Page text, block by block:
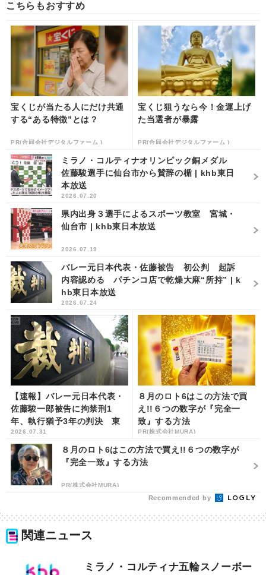
こちらもおすすめ
宝くじが当たる人にだけ共通
する“ある特徴”とは？
PR(合同会社デジタルファーム )
宝くじ狙うなら今！金運上げ
た当選者が暴露
PR(合同会社デジタルファーム )
ミラノ・コルティナオリンピック銅メダル
佐藤駿選手に仙台市から賛辞の楯 | khb東日
本放送
2026.07.20
県内出身３選手によるスポーツ教室 宮城・
仙台市 | khb東日本放送
2026.07.19
バレー元日本代表・佐藤被告 初公判 起訴
内容認める パチンコ店で乾燥大麻“所持” | k
hb東日本放送
2026.07.24
【速報】バレー元日本代表・
佐藤駿一郎被告に拘禁刑1
年、執行猶予3年の判決 東
京地裁 | khb東日本放送
2026.07.31
８月のロト6はこの方法で買
え!!６つの数字が『完全一
致』する方法
PR(株式会社MURA)
８月のロト6はこの方法で買え!!６つの数字が
『完全一致』する方法
PR(株式会社MURA)
Recommended by
関連ニュース
ミラノ・コルティナ五輪スノーボー